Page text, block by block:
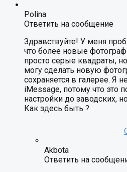
Polina
Ответить на сообщение
Здравствуйте! У меня
что более новые
просто серые квадраты,
могу сделать новую
сохраняется в галерее. Я
iMessage, потому что это
настройки до заводских,
Как здесь быть ?
Akbota
Ответить на